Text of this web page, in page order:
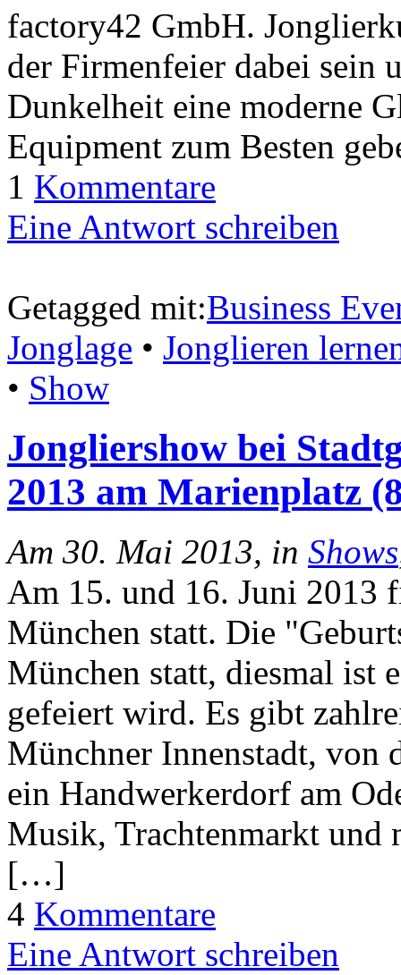
factory42 GmbH.
der Firmenfeier dabei sein
Dunkelheit eine moderne
Equipment zum Besten
1 Kommentare
Eine Antwort schreiben
Getagged mit:Business
Jonglage • Jonglieren
• Show
Jongliershow bei
2013 am Marienplatz
Am 30. Mai 2013, in Shows
Am 15. und 16. Juni 2013
München statt. Die
München statt, diesmal ist
gefeiert wird. Es gibt
Münchner Innenstadt, von
ein Handwerkerdorf am
Musik, Trachtenmarkt und
[…]
4 Kommentare
Eine Antwort schreiben